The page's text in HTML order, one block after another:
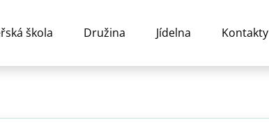
škola Družina Jídelna Kontakty